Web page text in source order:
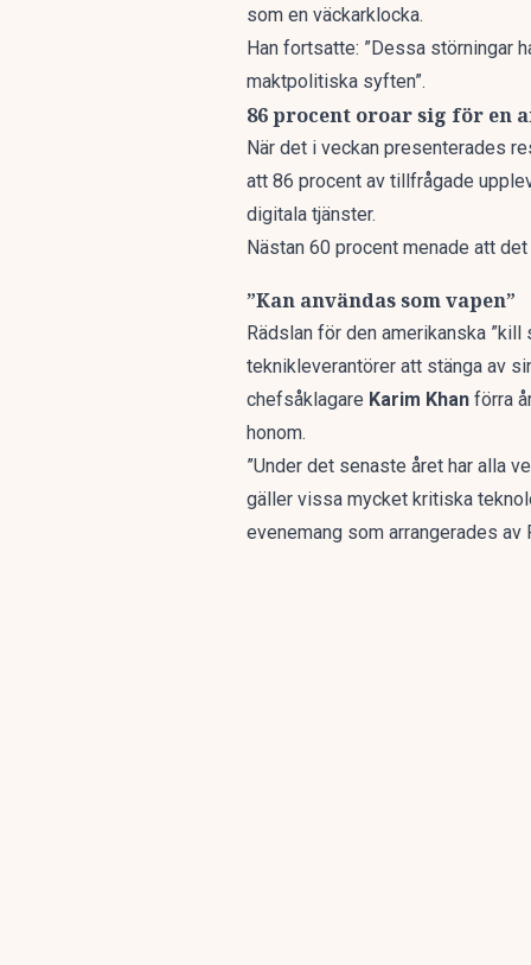
som en väckarklocka.
Han fortsatte: ”Dessa störningar
maktpolitiska syften”.
86 procent oroar sig för en
När det i veckan presenterades
att 86 procent av tillfrågade
digitala tjänster.
Nästan 60 procent menade att
”Kan användas som vapen”
Rädslan för den amerikanska
teknikleverantörer att stänga av
chefsåklagare Karim Khan förra
honom.
”Under det senaste året har alla
gäller vissa mycket kritiska
evenemang som arrangerades av